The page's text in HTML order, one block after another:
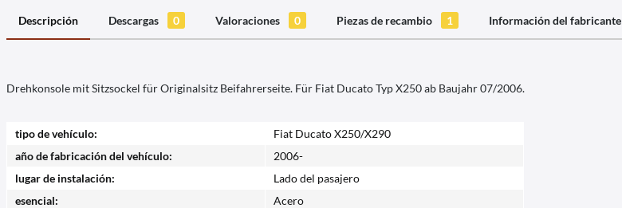
Descripción Descargas 0 Valoraciones 0 Piezas de recambio 1 Información del fabricante
Drehkonsole mit Sitzsockel für Originalsitz Beifahrerseite. Für Fiat Ducato Typ X250 ab Baujahr 07/2006.
tipo de vehículo:
Fiat Ducato X250/X290
año de fabricación del vehículo:
2006-
lugar de instalación:
Lado del pasajero
esencial:
Acero